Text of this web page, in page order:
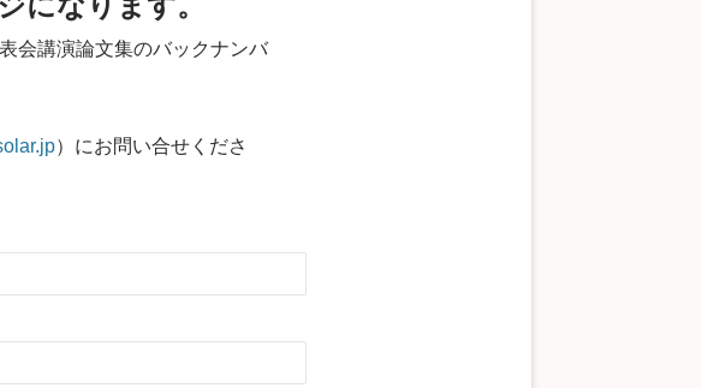
会講演論文集のバックナンバ
）にお問い合せくださ